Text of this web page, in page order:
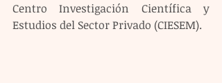
Centro Investigación Científica y
Estudios del Sector Privado (CIESEM).